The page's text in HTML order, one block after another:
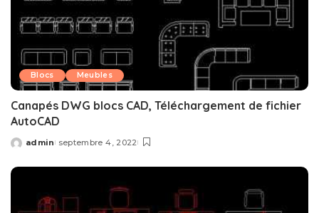
Blocs Meubles
Canapés DWG blocs CAD, Téléchargement de fichier
AutoCAD
Posted
admin septembre 4, 2022